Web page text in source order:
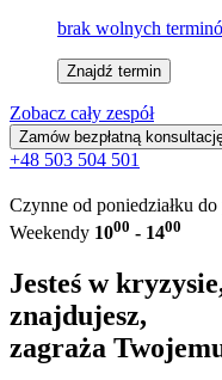
brak wolnych
Znajdź termin
Zobacz cały zespół
Zamów bezpłatną
+48 503 504 501
Czynne od poniedziałku
Weekendy 1000 - 1400
Jesteś w
znajdujesz,
zagraża